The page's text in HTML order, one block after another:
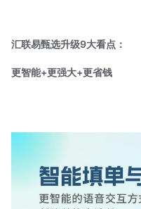
汇联易甄选升级9大看点：
更智能+更强大+更省钱